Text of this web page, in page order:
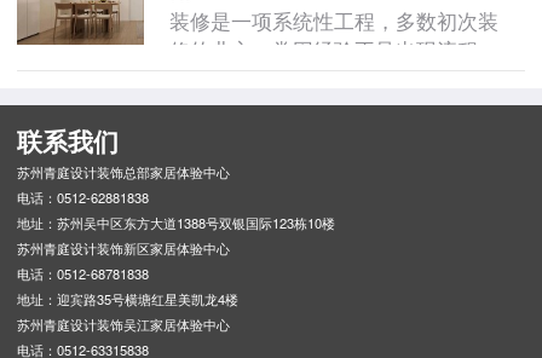
装修是一项系统性工程，多数初次装
修的业主，常因经验不足出现流程 ...
联系我们
苏州青庭设计装饰总部家居体验中心
电话：0512-62881838
地址：苏州吴中区东方大道1388号双银国际123栋10楼
苏州青庭设计装饰新区家居体验中心
电话：0512-68781838
地址：迎宾路35号横塘红星美凯龙4楼
苏州青庭设计装饰吴江家居体验中心
电话：0512-63315838